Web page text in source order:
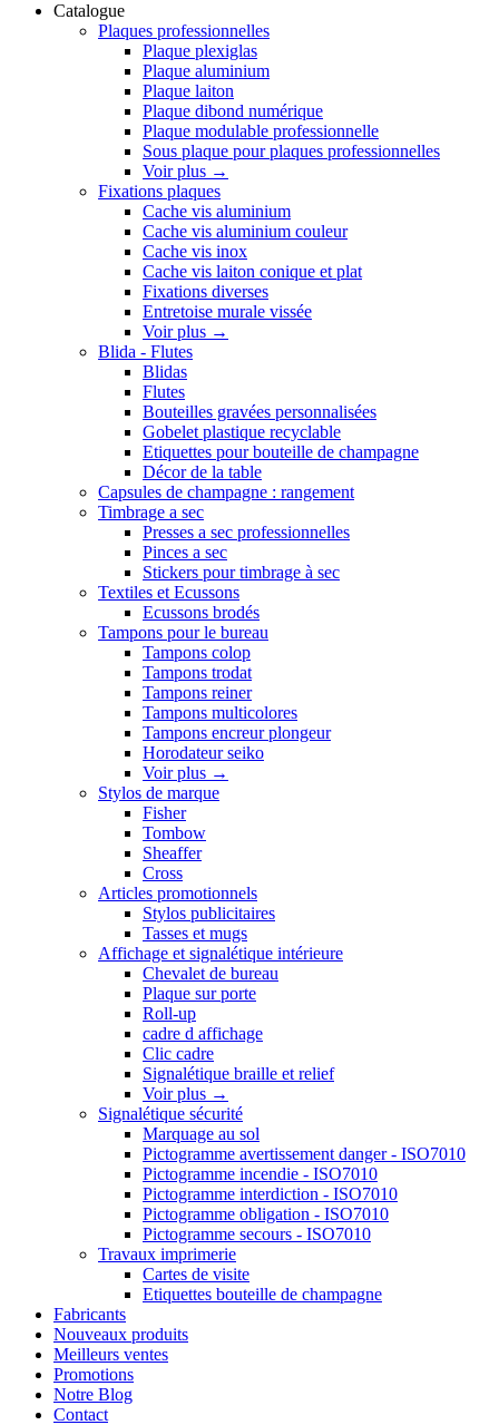
Catalogue
Plaques professionnelles
Plaque plexiglas
Plaque aluminium
Plaque laiton
Plaque dibond numérique
Plaque modulable professionnelle
Sous plaque pour plaques professionnelles
Voir plus →
Fixations plaques
Cache vis aluminium
Cache vis aluminium couleur
Cache vis inox
Cache vis laiton conique et plat
Fixations diverses
Entretoise murale vissée
Voir plus →
Blida - Flutes
Blidas
Flutes
Bouteilles gravées personnalisées
Gobelet plastique recyclable
Etiquettes pour bouteille de champagne
Décor de la table
Capsules de champagne : rangement
Timbrage a sec
Presses a sec professionnelles
Pinces a sec
Stickers pour timbrage à sec
Textiles et Ecussons
Ecussons brodés
Tampons pour le bureau
Tampons colop
Tampons trodat
Tampons reiner
Tampons multicolores
Tampons encreur plongeur
Horodateur seiko
Voir plus →
Stylos de marque
Fisher
Tombow
Sheaffer
Cross
Articles promotionnels
Stylos publicitaires
Tasses et mugs
Affichage et signalétique intérieure
Chevalet de bureau
Plaque sur porte
Roll-up
cadre d affichage
Clic cadre
Signalétique braille et relief
Voir plus →
Signalétique sécurité
Marquage au sol
Pictogramme avertissement danger - ISO7010
Pictogramme incendie - ISO7010
Pictogramme interdiction - ISO7010
Pictogramme obligation - ISO7010
Pictogramme secours - ISO7010
Travaux imprimerie
Cartes de visite
Etiquettes bouteille de champagne
Fabricants
Nouveaux produits
Meilleurs ventes
Promotions
Notre Blog
Contact